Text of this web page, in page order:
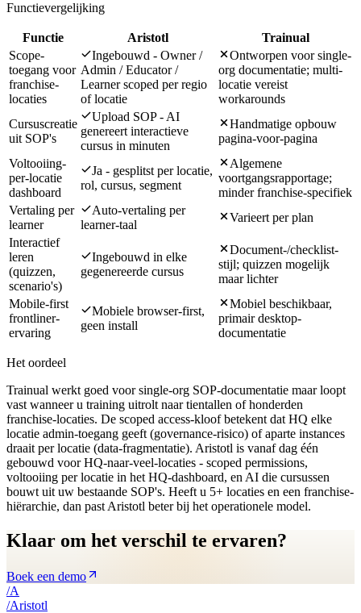
Functievergelijking
Functie Aristotl
Trainual
Scope-
toegang voor
franchise-
locaties
Ingebouwd - Owner /
Admin / Educator /
Learner scoped per regio
of locatie
Ontworpen voor single-
org documentatie; multi-
locatie vereist
workarounds
Cursuscreatie
uit SOP's
Upload SOP - AI
genereert interactieve
cursus in minuten
Handmatige opbouw
pagina-voor-pagina
Voltooiing-
per-locatie
dashboard
Ja - gesplitst per locatie,
rol, cursus, segment
Algemene
voortgangsrapportage;
minder franchise-specifiek
Vertaling per
learner
Auto-vertaling per
learner-taal
Varieert per plan
Interactief
leren
(quizzen,
scenario's)
Ingebouwd in elke
gegenereerde cursus
Document-/checklist-
stijl; quizzen mogelijk
maar lichter
Mobile-first
frontliner-
ervaring
Mobiele browser-first,
geen install
Mobiel beschikbaar,
primair desktop-
documentatie
Het oordeel
Trainual werkt goed voor single-org SOP-documentatie maar loopt
vast wanneer u training uitrolt naar tientallen of honderden
franchise-locaties. De scoped access-kloof betekent dat HQ elke
locatie admin-toegang geeft (governance-risico) of aparte instances
draait per locatie (data-fragmentatie). Aristotl is vanaf dag één
gebouwd voor HQ-naar-veel-locaties - scoped permissions,
voltooiing per locatie in het HQ-dashboard, en AI die cursussen
bouwt uit uw bestaande SOP's. Heeft u 5+ locaties en een franchise-
hiërarchie, dan past Aristotl beter bij het operationele model.
Klaar om het verschil te ervaren?
Boek een demo
/A
/Aristotl